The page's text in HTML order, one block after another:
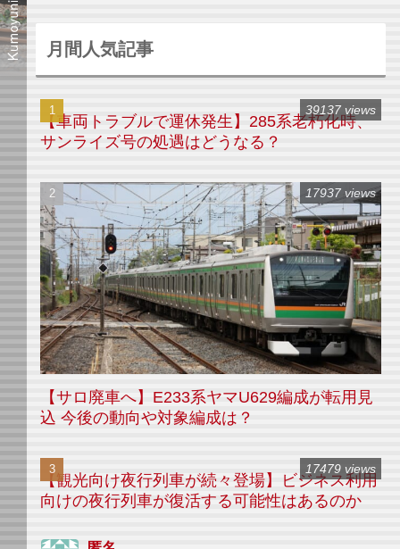
月間人気記事
【車両トラブルで運休発生】285系老朽化時、
サンライズ号の処遇はどうなる？
39137 views
【サロ廃車へ】E233系ヤマU629編成が転用見
込 今後の動向や対象編成は？
17937 views
【観光向け夜行列車が続々登場】ビジネス利用
向けの夜行列車が復活する可能性はあるのか
17479 views